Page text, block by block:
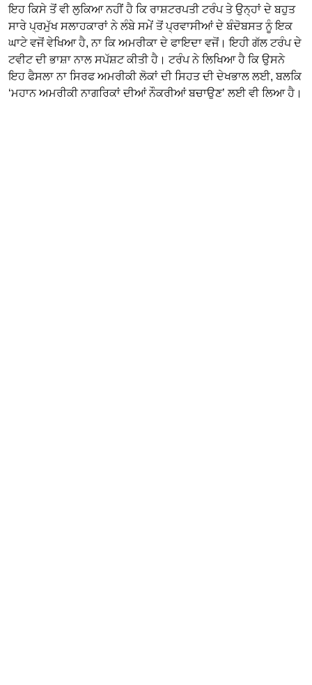
ਇਹ ਕਿਸੇ ਤੋਂ ਵੀ ਲੁਕਿਆ ਨਹੀਂ ਹੈ ਕਿ ਰਾਸ਼ਟਰਪਤੀ ਟਰੰਪ ਤੇ ਉਨ੍ਹਾਂ ਦੇ ਬਹੁਤ
ਸਾਰੇ ਪ੍ਰਮੁੱਖ ਸਲਾਹਕਾਰਾਂ ਨੇ ਲੰਬੇ ਸਮੇਂ ਤੋਂ ਪ੍ਰਵਾਸੀਆਂ ਦੇ ਬੰਦੋਬਸਤ ਨੂੰ ਇਕ
ਘਾਟੇ ਵਜੋਂ ਵੇਖਿਆ ਹੈ, ਨਾ ਕਿ ਅਮਰੀਕਾ ਦੇ ਫਾਇਦਾ ਵਜੋਂ। ਇਹੀ ਗੱਲ ਟਰੰਪ ਦੇ
ਟਵੀਟ ਦੀ ਭਾਸ਼ਾ ਨਾਲ ਸਪੱਸ਼ਟ ਕੀਤੀ ਹੈ। ਟਰੰਪ ਨੇ ਲਿਖਿਆ ਹੈ ਕਿ ਉਸਨੇ
ਇਹ ਫੈਸਲਾ ਨਾ ਸਿਰਫ ਅਮਰੀਕੀ ਲੋਕਾਂ ਦੀ ਸਿਹਤ ਦੀ ਦੇਖਭਾਲ ਲਈ, ਬਲਕਿ
‘ਮਹਾਨ ਅਮਰੀਕੀ ਨਾਗਰਿਕਾਂ ਦੀਆਂ ਨੌਕਰੀਆਂ ਬਚਾਉਣ’ ਲਈ ਵੀ ਲਿਆ ਹੈ।